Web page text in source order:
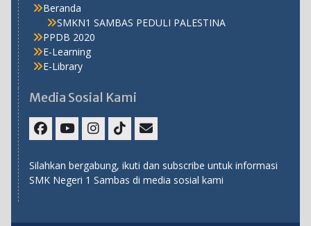
Beranda
SMKN1 SAMBAS PEDULI PALESTINA
PPDB 2020
E-Learning
E-Library
Media Sosial Kami
Silahkan bergabung, ikuti dan subscribe untuk informasi
SMK Negeri 1 Sambas di media sosial kami